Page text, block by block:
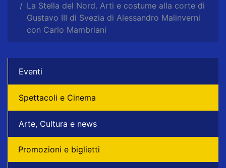
La Stella del Nord. Arti e costume alla corte di
Gustavo III di Svezia di Alessandro Malinverni
con Carlo Mambriani
Eventi
Spettacoli e Cinema
Arte, Cultura e news
Promozioni e biglietti